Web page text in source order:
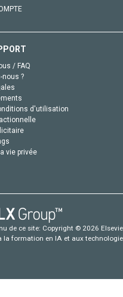
/ FAQ
nous ?
d'utilisation
vie privée
de ce site: Copyright © 2026
la formation en IA et aux